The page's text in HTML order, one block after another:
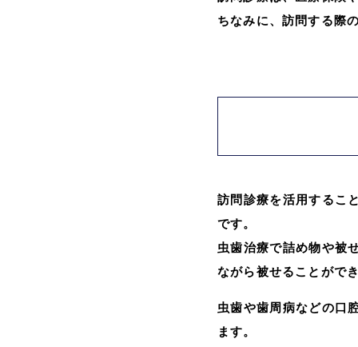
ちなみに、訪問する際
訪問診療を活用するこ
です。
虫歯治療で詰め物や被
ながら被せることがで
虫歯や歯周病などの口
ます。